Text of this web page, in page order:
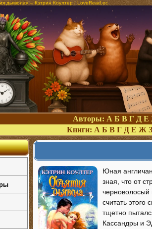
дьявола» – Кэтрин Коултер | LoveRead.ec
Авторы: А Б В Г Д Е
Книги: А Б В Г Д Е Ж З
Юная
зная, что от
черноволосый
считать этого
тщетно
Кассандры и